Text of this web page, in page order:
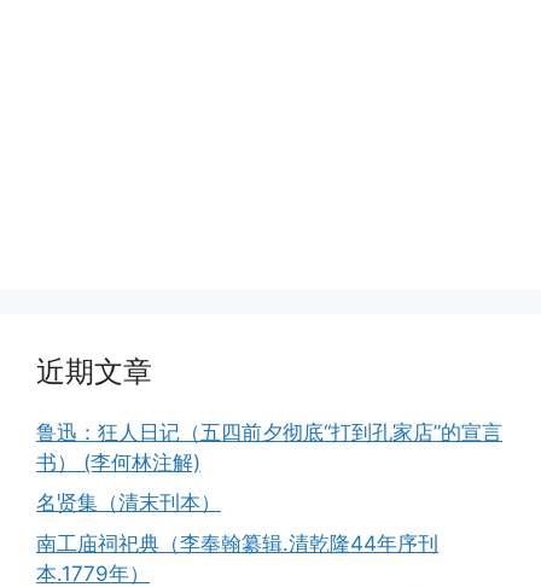
近期文章
鲁迅：狂人日记（五四前夕彻底“打到孔家店”的宣言
书） (李何林注解)
名贤集（清末刊本）
南工庙祠祀典（李奉翰纂辑.清乾隆44年序刊
本.1779年）